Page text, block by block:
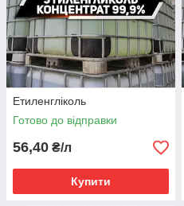
Етиленгліколь
Готово до відправки
56,40 ₴/л
Купити